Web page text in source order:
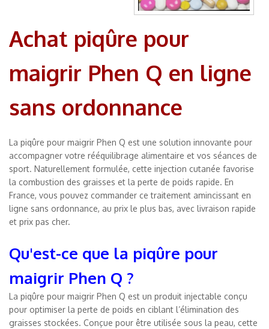
Achat piqûre pour
maigrir Phen Q en ligne
sans ordonnance
La piqûre pour maigrir Phen Q est une solution innovante pour
accompagner votre rééquilibrage alimentaire et vos séances de
sport. Naturellement formulée, cette injection cutanée favorise
la combustion des graisses et la perte de poids rapide. En
France, vous pouvez commander ce traitement amincissant en
ligne sans ordonnance, au prix le plus bas, avec livraison rapide
et prix pas cher.
Qu'est-ce que la piqûre pour
maigrir Phen Q ?
La piqûre pour maigrir Phen Q est un produit injectable conçu
pour optimiser la perte de poids en ciblant l’élimination des
graisses stockées. Conçue pour être utilisée sous la peau, cette